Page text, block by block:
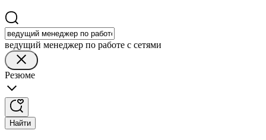
ведущий менеджер по работе с сетями
Резюме
Найти